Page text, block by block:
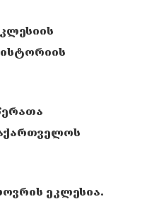
ეკლესია.